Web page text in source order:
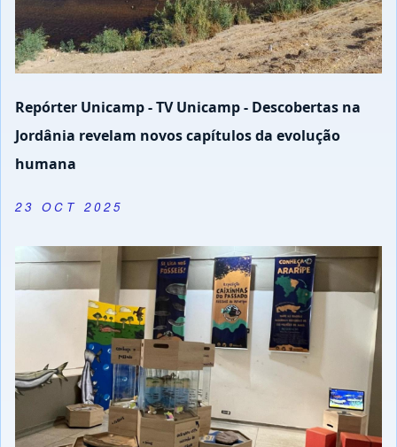
Repórter Unicamp - TV Unicamp - Descobertas na
Jordânia revelam novos capítulos da evolução
humana
23 OCT 2025